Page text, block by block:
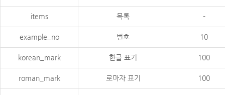
items 목록 -
example_no 번호 10
korean_mark 한글 표기 100
roman_mark 로마자 표기 100